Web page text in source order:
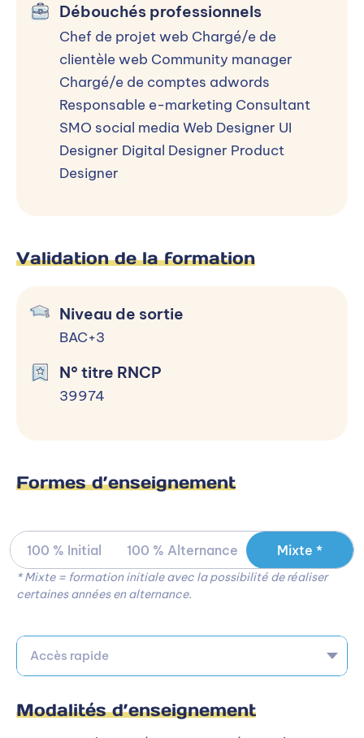
Débouchés professionnels
Chef de projet web Chargé/e de
clientèle web Community manager
Chargé/e de comptes adwords
Responsable e-marketing Consultant
SMO social media Web Designer UI
Designer Digital Designer Product
Designer
Validation de la formation
Niveau de sortie
BAC+3
N° titre RNCP
39974
Formes d’enseignement
100 % Initial 100 % Alternance Mixte *
* Mixte = formation initiale avec la possibilité de réaliser
certaines années en alternance.
Accès rapide
Modalités d’enseignement